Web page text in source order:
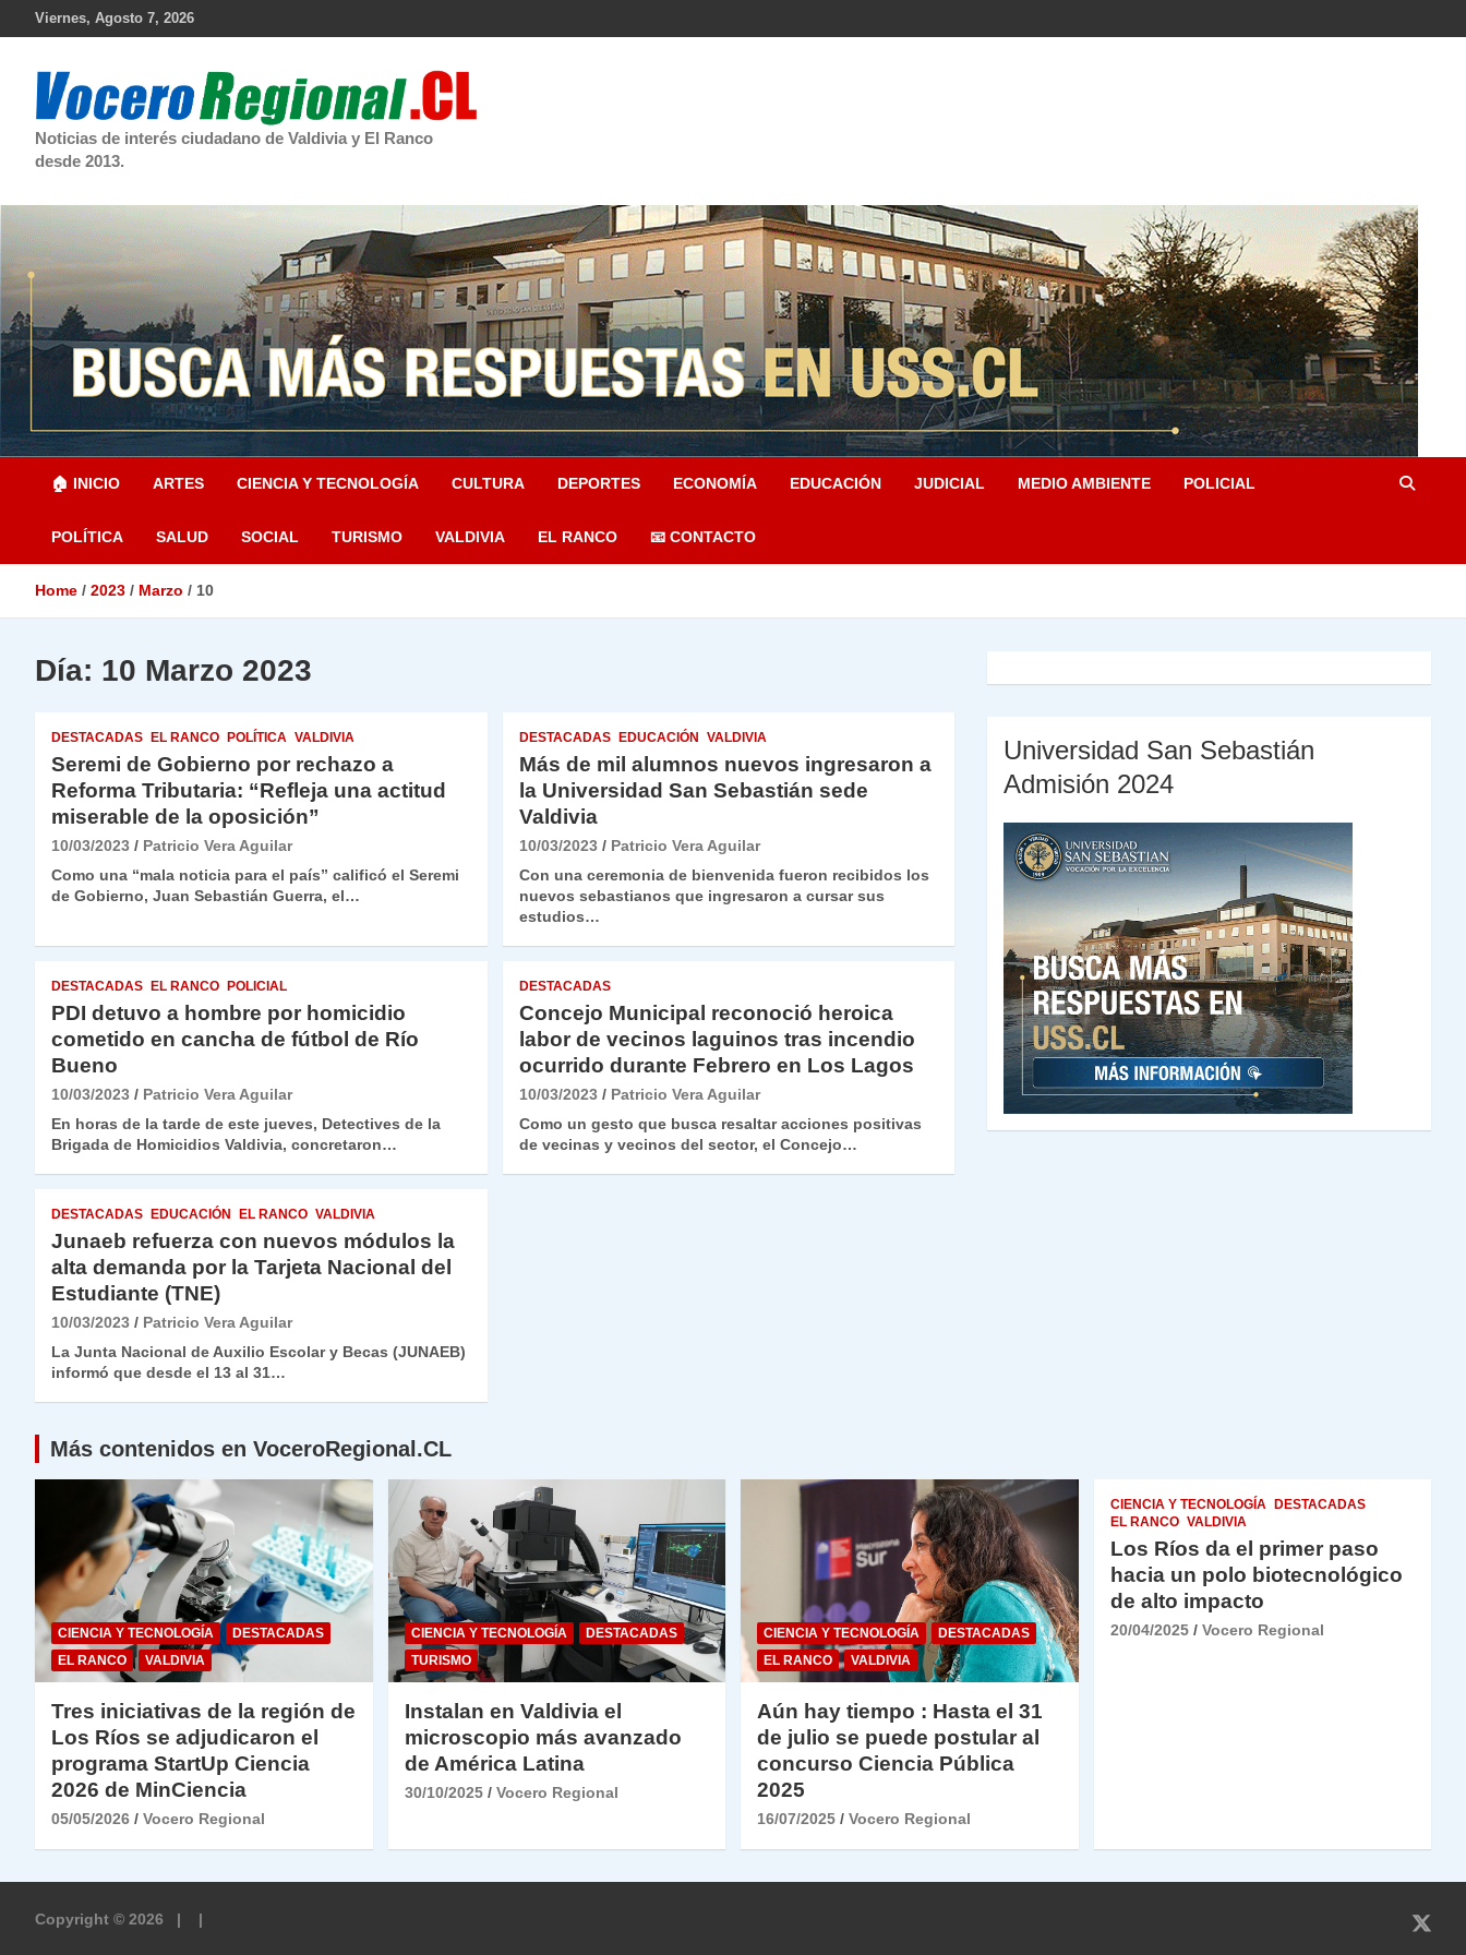
Viernes, Agosto 7, 2026
Noticias de interés ciudadano de Valdivia y El Ranco
desde 2013.
🏠 INICIO ARTES CIENCIA Y TECNOLOGÍA CULTURA DEPORTES ECONOMÍA EDUCACIÓN JUDICIAL MEDIO AMBIENTE POLICIAL
POLÍTICA SALUD SOCIAL TURISMO VALDIVIA EL RANCO 📧 CONTACTO
Home 2023 Marzo 10
Día: 10 Marzo 2023
DESTACADAS EL RANCO POLÍTICA VALDIVIA
Seremi de Gobierno por rechazo a
Reforma Tributaria: “Refleja una actitud
miserable de la oposición”
10/03/2023
Patricio Vera Aguilar
Como una “mala noticia para el país” calificó el Seremi
de Gobierno, Juan Sebastián Guerra, el…
DESTACADAS EDUCACIÓN VALDIVIA
Más de mil alumnos nuevos ingresaron a
la Universidad San Sebastián sede
Valdivia
10/03/2023
Patricio Vera Aguilar
Con una ceremonia de bienvenida fueron recibidos los
nuevos sebastianos que ingresaron a cursar sus
estudios…
DESTACADAS EL RANCO POLICIAL
PDI detuvo a hombre por homicidio
cometido en cancha de fútbol de Río
Bueno
10/03/2023
Patricio Vera Aguilar
En horas de la tarde de este jueves, Detectives de la
Brigada de Homicidios Valdivia, concretaron…
DESTACADAS
Concejo Municipal reconoció heroica
labor de vecinos laguinos tras incendio
ocurrido durante Febrero en Los Lagos
10/03/2023
Patricio Vera Aguilar
Como un gesto que busca resaltar acciones positivas
de vecinas y vecinos del sector, el Concejo…
DESTACADAS EDUCACIÓN EL RANCO VALDIVIA
Junaeb refuerza con nuevos módulos la
alta demanda por la Tarjeta Nacional del
Estudiante (TNE)
10/03/2023
Patricio Vera Aguilar
La Junta Nacional de Auxilio Escolar y Becas (JUNAEB)
informó que desde el 13 al 31…
Universidad San Sebastián
Admisión 2024
Más contenidos en VoceroRegional.CL
CIENCIA Y TECNOLOGÍA
DESTACADAS
EL RANCO
VALDIVIA
Tres iniciativas de la región de
Los Ríos se adjudicaron el
programa StartUp Ciencia
2026 de MinCiencia
05/05/2026 Vocero Regional
CIENCIA Y TECNOLOGÍA
DESTACADAS
TURISMO
Instalan en Valdivia el
microscopio más avanzado
de América Latina
30/10/2025 Vocero Regional
CIENCIA Y TECNOLOGÍA
DESTACADAS
EL RANCO
VALDIVIA
Aún hay tiempo : Hasta el 31
de julio se puede postular al
concurso Ciencia Pública
2025
16/07/2025 Vocero Regional
CIENCIA Y TECNOLOGÍA
DESTACADAS
EL RANCO VALDIVIA
Los Ríos da el primer paso
hacia un polo biotecnológico
de alto impacto
20/04/2025 Vocero Regional
Copyright © 2026